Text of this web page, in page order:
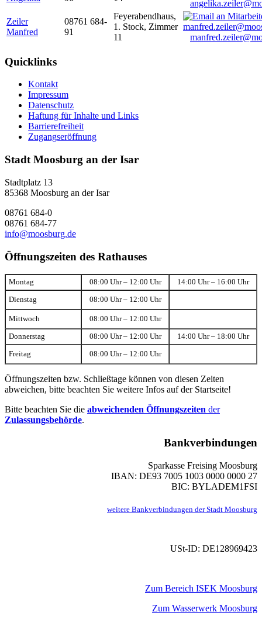
Zeiler
Manfred
08761 684-
91
Feyerabendhaus,
1. Stock, Zimmer
11
Quicklinks
Kontakt
Impressum
Datenschutz
Haftung für Inhalte und Links
Barrierefreiheit
Zugangseröffnung
Stadt Moosburg an der Isar
Stadtplatz 13
85368 Moosburg an der Isar
08761 684-0
08761 684-77
info@moosburg.de
Öffnungszeiten des Rathauses
Montag 08:00 Uhr – 12:00 Uhr 14:00 Uhr – 16:00 Uhr
Dienstag 08:00 Uhr – 12:00 Uhr
Mittwoch 08:00 Uhr – 12:00 Uhr
Donnerstag 08:00 Uhr – 12:00 Uhr 14:00 Uhr – 18:00 Uhr
Freitag 08:00 Uhr – 12:00 Uhr
Öffnungszeiten bzw. Schließtage können von diesen Zeiten
abweichen, bitte beachten Sie weitere Infos auf der Startseite!
Bitte beachten Sie die abweichenden Öffnungszeiten der
Zulassungsbehörde.
Bankverbindungen
Sparkasse Freising Moosburg
IBAN: DE93 7005 1003 0000 0000 27
BIC: BYLADEM1FSI
weitere Bankverbindungen der Stadt Moosburg
USt-ID: DE128969423
Zum Bereich ISEK Moosburg
Zum Wasserwerk Moosburg